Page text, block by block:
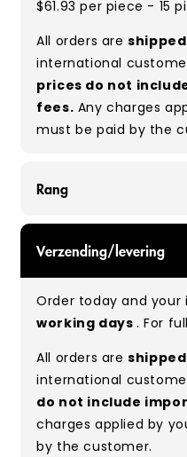
$61.93 per piece - 15
All orders are
international
prices do not
fees. Any charges
must be paid by the
Rang
expect a mix of items
be defect-free, while
no set ratio between
our bales due to the
Typical mix: A 50% B
Verzending/levering
Order today and
working days . For
All orders are
international
do not include
charges applied by
by the customer.